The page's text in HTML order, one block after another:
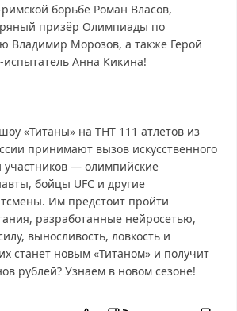
борьбе Роман Власов,
призёр Олимпиады по
Владимир Морозов, а также Герой
испытатель Анна Кикина!
«Титаны» на ТНТ 111 атлетов из
принимают вызов искусственного
участников — олимпийские
бойцы UFC и другие
Им предстоит пройти
разработанные нейросетью,
выносливость, ловкость и
станет новым «Титаном» и получит
рублей? Узнаем в новом сезоне!